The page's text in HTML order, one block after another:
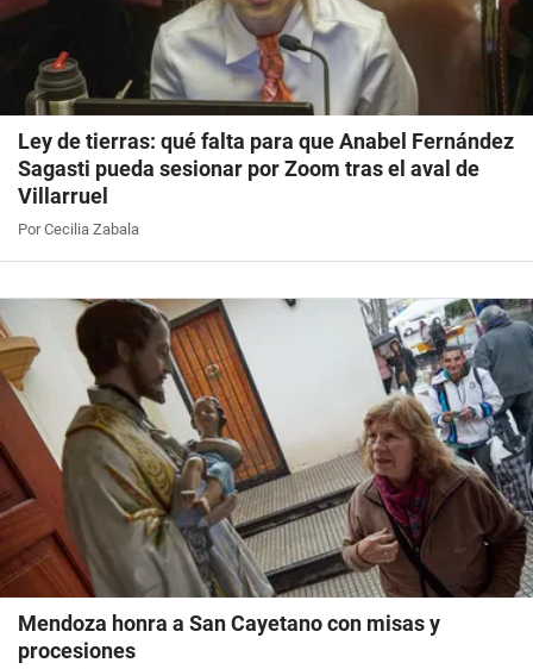
Ley de tierras: qué falta para que Anabel Fernández
Sagasti pueda sesionar por Zoom tras el aval de
Villarruel
Por Cecilia Zabala
Mendoza honra a San Cayetano con misas y
procesiones